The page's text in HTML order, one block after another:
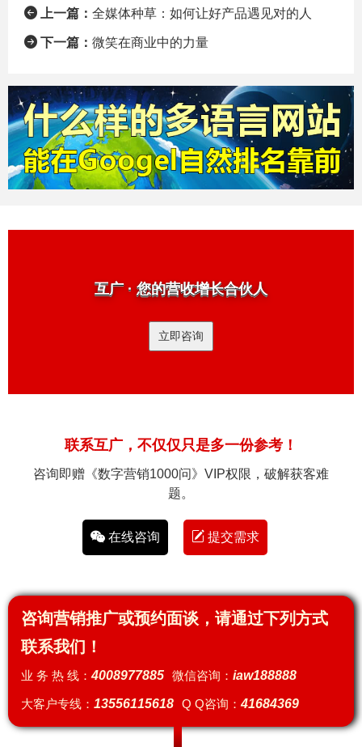
上一篇： 全媒体种草：如何让好产品遇见对的人
下一篇： 微笑在商业中的力量
互广 · 您的营收增长合伙人
立即咨询
联系互广，不仅仅只是多一份参考！
咨询即赠《数字营销1000问》VIP权限，破解获客难
题。
在线咨询 提交需求
咨询营销推广或预约面谈，请通过下列方式
联系我们！
业 务 热 线：4008977885 微信咨询： iaw188888
大客户专线： 13556115618 Q Q咨询：41684369